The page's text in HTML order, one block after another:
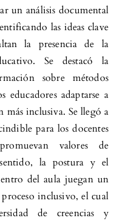
un análisis documental
las ideas clave
la presencia de la
Se destacó la
sobre métodos
educadores adaptarse a
más inclusiva. Se llegó a
para los docentes
valores de
la postura y el
del aula juegan un
inclusivo, el cual
de creencias y